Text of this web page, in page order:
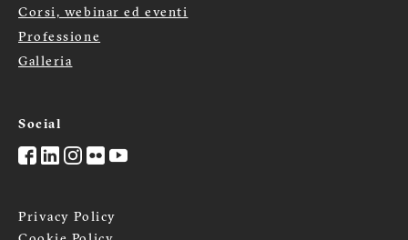
footer
Corsi, webinar ed eventi
Professione
Galleria
Social
Privacy Policy